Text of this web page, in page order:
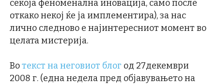
секоја феноменална иновација, само после
откако некој ќе ја имплементира), за нас
лично следново е најинтересниот момент во
целата мистерија.
Вотекст на неговиот блог од 27декември
2008 г. (една недела пред објавувањето на